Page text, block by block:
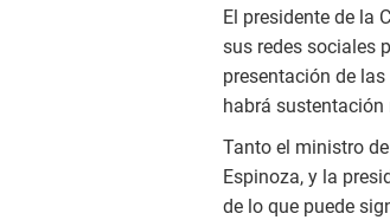
El presidente de la
sus redes sociales
presentación de
habrá
Tanto el ministro
Espinoza, y la
de lo que puede